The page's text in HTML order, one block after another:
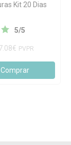
Kit 20 Dias
5/5
PVPR
Comprar